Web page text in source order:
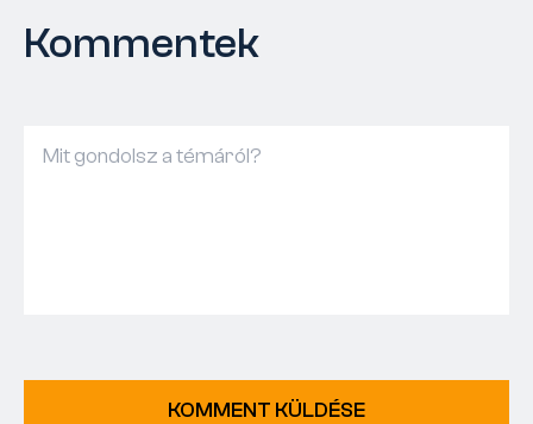
Kommentek
KOMMENT KÜLDÉSE